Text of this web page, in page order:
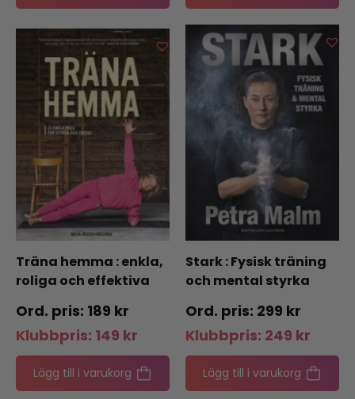
Träna hemma : enkla,
roliga och effektiva
189 kr
Klubbpris: 149 kr
Lägg till i varukorg
Stark : Fysisk träning
och mental styrka
299 kr
Klubbpris: 249 kr
Lägg till i varukorg